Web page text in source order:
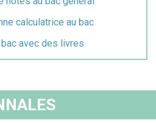
calculatrice au bac
avec des livres